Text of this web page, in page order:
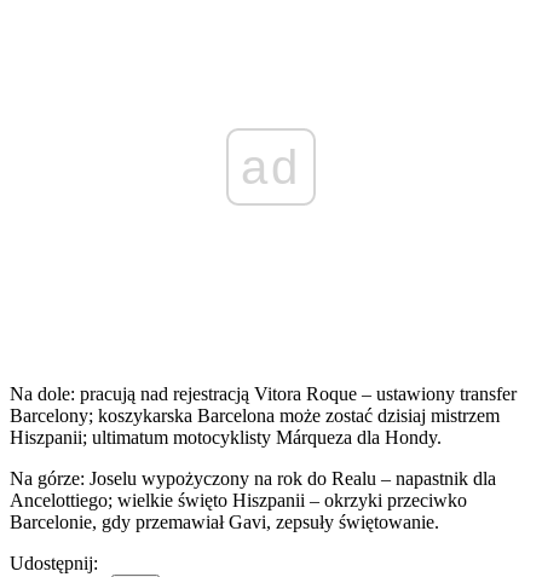
ad
Na dole: pracują nad rejestracją Vitora Roque – ustawiony transfer
Barcelony; koszykarska Barcelona może zostać dzisiaj mistrzem
Hiszpanii; ultimatum motocyklisty Márqueza dla Hondy.
Na górze: Joselu wypożyczony na rok do Realu – napastnik dla
Ancelottiego; wielkie święto Hiszpanii – okrzyki przeciwko
Barcelonie, gdy przemawiał Gavi, zepsuły świętowanie.
Udostępnij: